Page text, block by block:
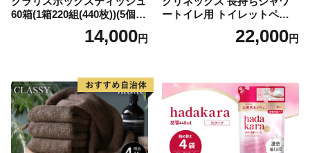
60箱(1箱220組(440枚))(5個入
り×12セット)【1256759】
14,000円
ートイレ用 トイレットペー
パー（ダブル）64ロール(8ロ
ール×8パック) 開成町 トイレ
蓄 防災 エコ 消耗品 生活雑貨
生活用品 無香料 トイレット
ペーパー ダブル といれっと
ぺーぱー トイレ クレシア ト
イレットペーパー [BDBH002
-1]
22,000円